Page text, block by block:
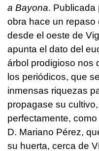
a Bayona. Publicada
obra hace un repaso
desde el oeste de
apunta el dato del
árbol prodigioso nos
los periódicos, que
inmensas riquezas
propagase su
perfectamente,
D. Mariano Pérez,
su huerta, cerca de